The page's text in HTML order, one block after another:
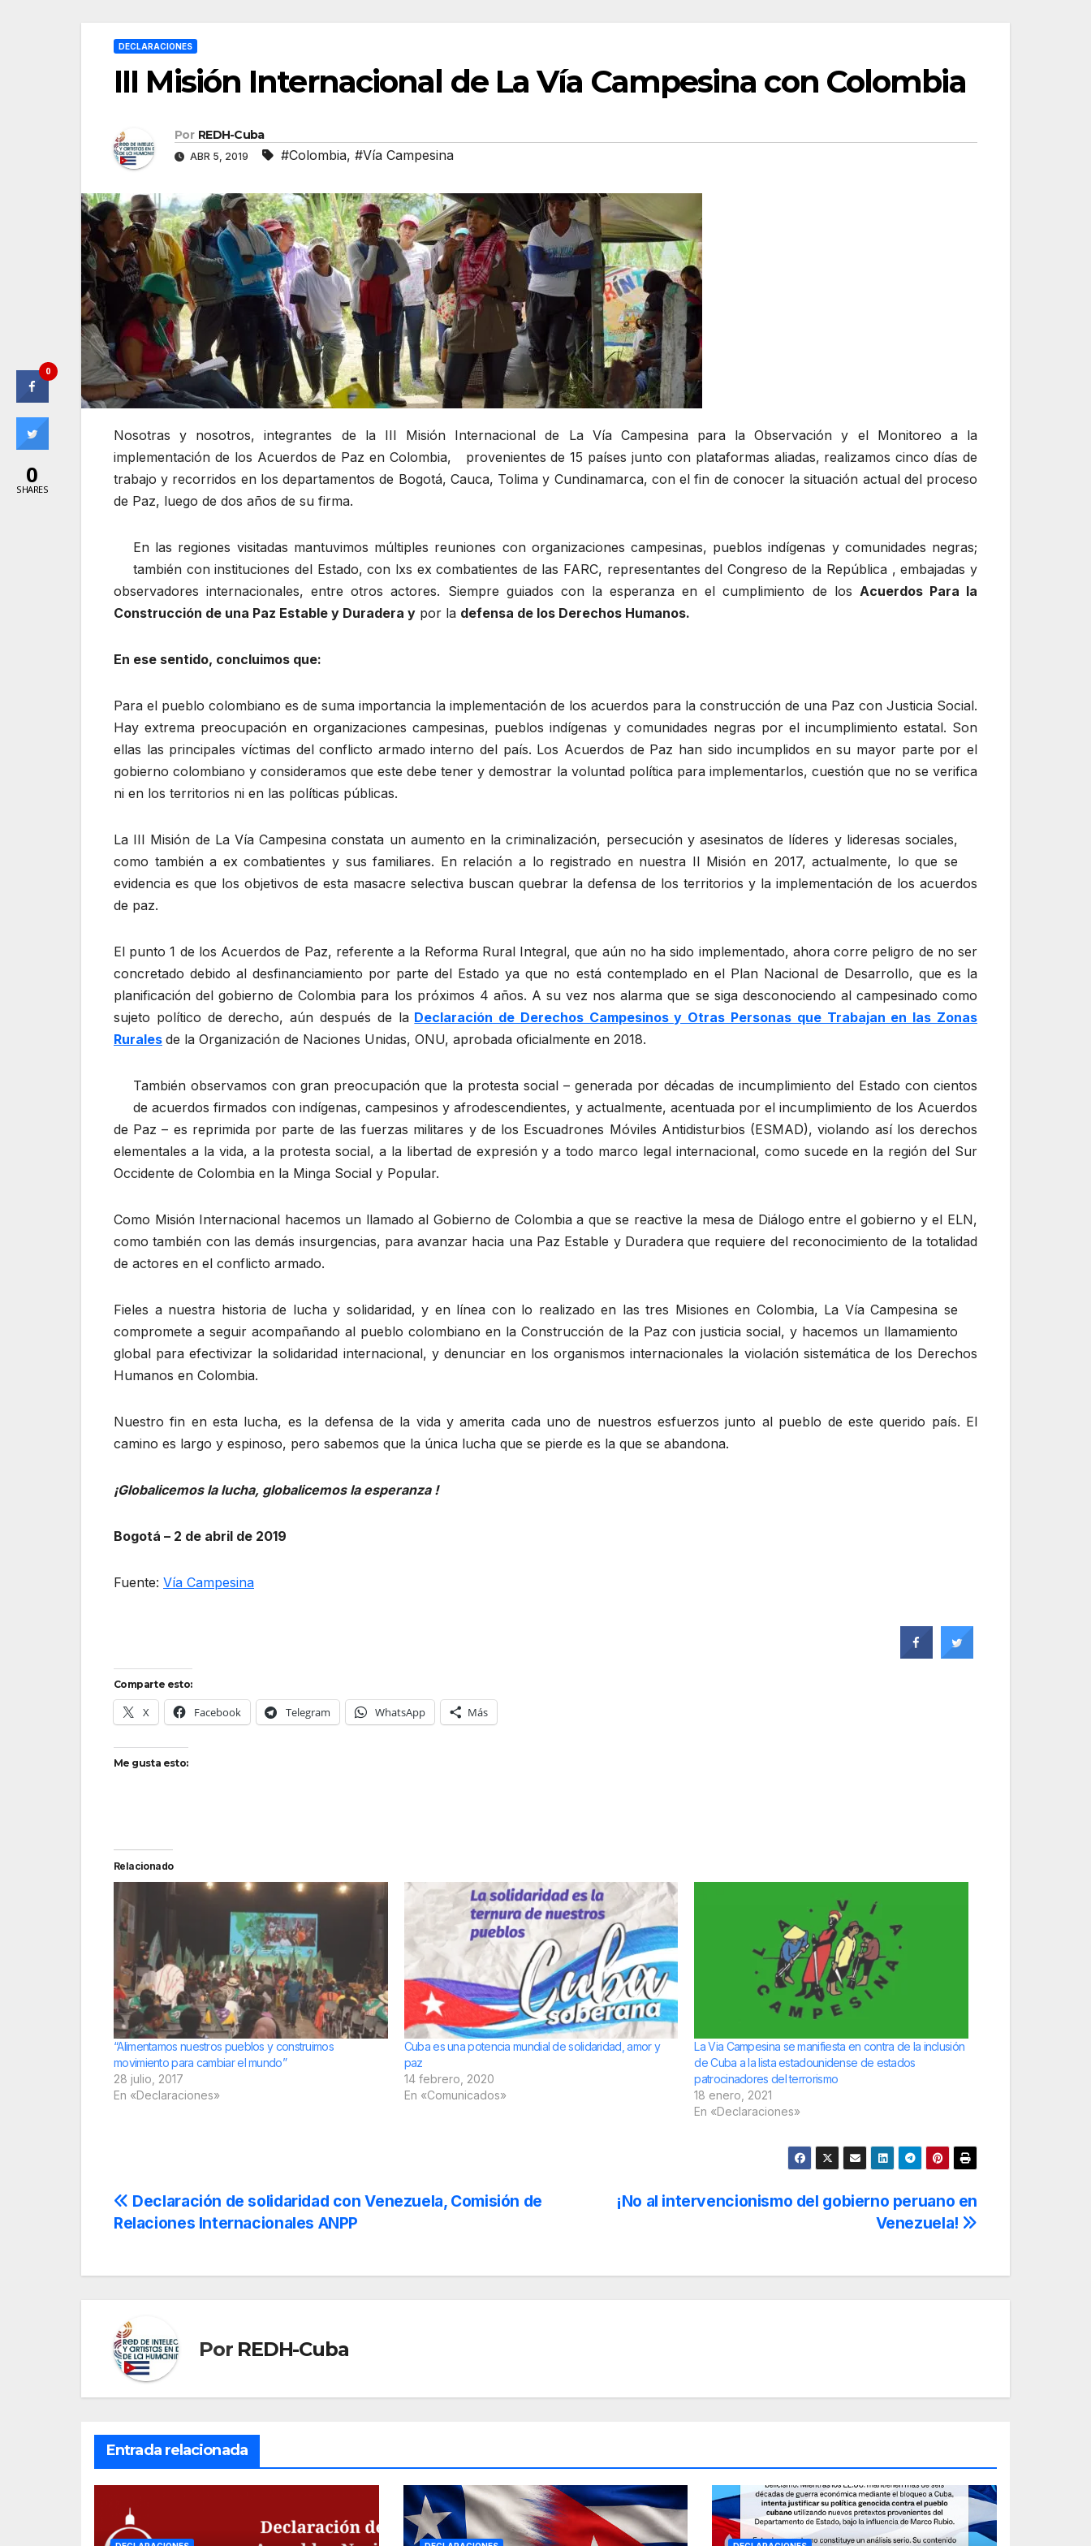
DECLARACIONES
III Misión Internacional de La Vía Campesina con Colombia
Por REDH-Cuba
ABR 5, 2019 #Colombia, #Vía Campesina
Nosotras y nosotros, integrantes de la III Misión Internacional de La Vía Campesina para la Observación y el Monitoreo a la
implementación de los Acuerdos de Paz en Colombia, provenientes de 15 países junto con plataformas aliadas, realizamos cinco días de
trabajo y recorridos en los departamentos de Bogotá, Cauca, Tolima y Cundinamarca, con el fin de conocer la situación actual del proceso
de Paz, luego de dos años de su firma.
En las regiones visitadas mantuvimos múltiples reuniones con organizaciones campesinas, pueblos indígenas y comunidades negras;
también con instituciones del Estado, con lxs ex combatientes de las FARC, representantes del Congreso de la República , embajadas y
observadores internacionales, entre otros actores. Siempre guiados con la esperanza en el cumplimiento de los Acuerdos Para la
Construcción de una Paz Estable y Duradera y por la defensa de los Derechos Humanos.
En ese sentido, concluimos que:
Para el pueblo colombiano es de suma importancia la implementación de los acuerdos para la construcción de una Paz con Justicia Social.
Hay extrema preocupación en organizaciones campesinas, pueblos indígenas y comunidades negras por el incumplimiento estatal. Son
ellas las principales víctimas del conflicto armado interno del país. Los Acuerdos de Paz han sido incumplidos en su mayor parte por el
gobierno colombiano y consideramos que este debe tener y demostrar la voluntad política para implementarlos, cuestión que no se verifica
ni en los territorios ni en las políticas públicas.
La III Misión de La Vía Campesina constata un aumento en la criminalización, persecución y asesinatos de líderes y lideresas sociales,
como también a ex combatientes y sus familiares. En relación a lo registrado en nuestra II Misión en 2017, actualmente, lo que se
evidencia es que los objetivos de esta masacre selectiva buscan quebrar la defensa de los territorios y la implementación de los acuerdos
de paz.
El punto 1 de los Acuerdos de Paz, referente a la Reforma Rural Integral, que aún no ha sido implementado, ahora corre peligro de no ser
concretado debido al desfinanciamiento por parte del Estado ya que no está contemplado en el Plan Nacional de Desarrollo, que es la
planificación del gobierno de Colombia para los próximos 4 años. A su vez nos alarma que se siga desconociendo al campesinado como
sujeto político de derecho, aún después de la Declaración de Derechos Campesinos y Otras Personas que Trabajan en las Zonas
Rurales de la Organización de Naciones Unidas, ONU, aprobada oficialmente en 2018.
También observamos con gran preocupación que la protesta social – generada por décadas de incumplimiento del Estado con cientos
de acuerdos firmados con indígenas, campesinos y afrodescendientes, y actualmente, acentuada por el incumplimiento de los Acuerdos
de Paz – es reprimida por parte de las fuerzas militares y de los Escuadrones Móviles Antidisturbios (ESMAD), violando así los derechos
elementales a la vida, a la protesta social, a la libertad de expresión y a todo marco legal internacional, como sucede en la región del Sur
Occidente de Colombia en la Minga Social y Popular.
Como Misión Internacional hacemos un llamado al Gobierno de Colombia a que se reactive la mesa de Diálogo entre el gobierno y el ELN,
como también con las demás insurgencias, para avanzar hacia una Paz Estable y Duradera que requiere del reconocimiento de la totalidad
de actores en el conflicto armado.
Fieles a nuestra historia de lucha y solidaridad, y en línea con lo realizado en las tres Misiones en Colombia, La Vía Campesina se
compromete a seguir acompañando al pueblo colombiano en la Construcción de la Paz con justicia social, y hacemos un llamamiento
global para efectivizar la solidaridad internacional, y denunciar en los organismos internacionales la violación sistemática de los Derechos
Humanos en Colombia.
Nuestro fin en esta lucha, es la defensa de la vida y amerita cada uno de nuestros esfuerzos junto al pueblo de este querido país. El
camino es largo y espinoso, pero sabemos que la única lucha que se pierde es la que se abandona.
¡Globalicemos la lucha, globalicemos la esperanza !
Bogotá – 2 de abril de 2019
Fuente: Vía Campesina
Comparte esto:
X Facebook Telegram WhatsApp Más
Me gusta esto:
Relacionado
“Alimentamos nuestros pueblos y construimos
movimiento para cambiar el mundo”
28 julio, 2017
En «Declaraciones»
Cuba es una potencia mundial de solidaridad, amor y
paz
14 febrero, 2020
En «Comunicados»
La Via Campesina se manifiesta en contra de la inclusión
de Cuba a la lista estadounidense de estados
patrocinadores del terrorismo
18 enero, 2021
En «Declaraciones»
Navegación
entradas
¡No al intervencionismo del gobierno peruano en
Venezuela!
Declaración de solidaridad con Venezuela, Comisión de
Relaciones Internacionales ANPP
Por REDH-Cuba
Entrada relacionada
0
0
SHARES